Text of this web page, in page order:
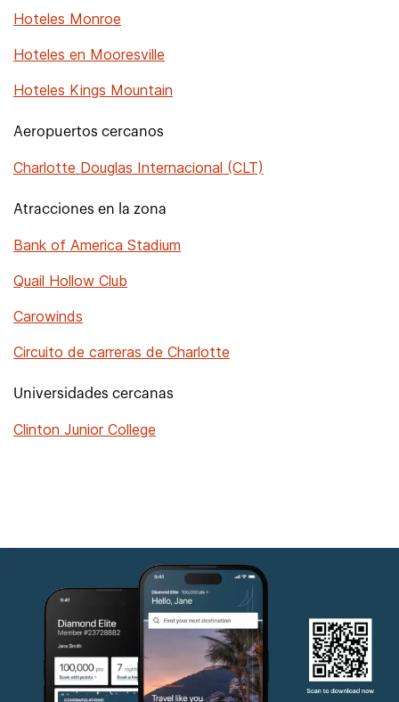
Hoteles Monroe
Hoteles en Mooresville
Hoteles Kings Mountain
Aeropuertos cercanos
Charlotte Douglas Internacional (CLT)
Atracciones en la zona
Bank of America Stadium
Quail Hollow Club
Carowinds
Circuito de carreras de Charlotte
Universidades cercanas
Clinton Junior College